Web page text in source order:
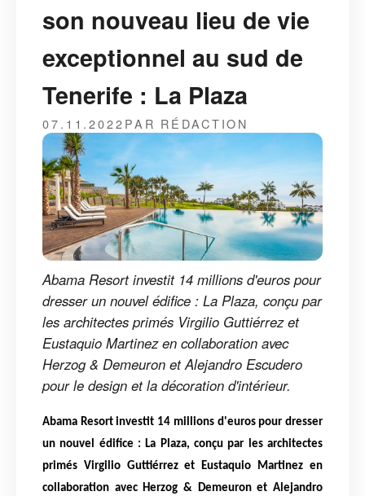
son nouveau lieu de vie
exceptionnel au sud de
Tenerife : La Plaza
07.11.2022PAR RÉDACTION
Abama Resort investit 14 millions d'euros pour
dresser un nouvel édifice : La Plaza, conçu par
les architectes primés Virgilio Guttiérrez et
Eustaquio Martinez en collaboration avec
Herzog & Demeuron et Alejandro Escudero
pour le design et la décoration d'intérieur.
Abama Resort investit 14 millions d'euros pour dresser
un nouvel édifice : La Plaza, conçu par les architectes
primés Virgilio Guttiérrez et Eustaquio Martinez en
collaboration avec Herzog & Demeuron et Alejandro